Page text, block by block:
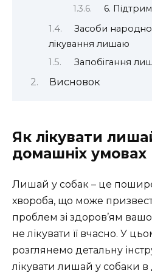
6.
Засоби
лікування лишаю
Запобігання
Висновок
Як лікувати
домашніх умовах
Лишай у собак – це
хвороба, що може
проблем зі здоров’ям
не лікувати її вчасно. У
розглянемо детальну
лікувати лишай у собаки